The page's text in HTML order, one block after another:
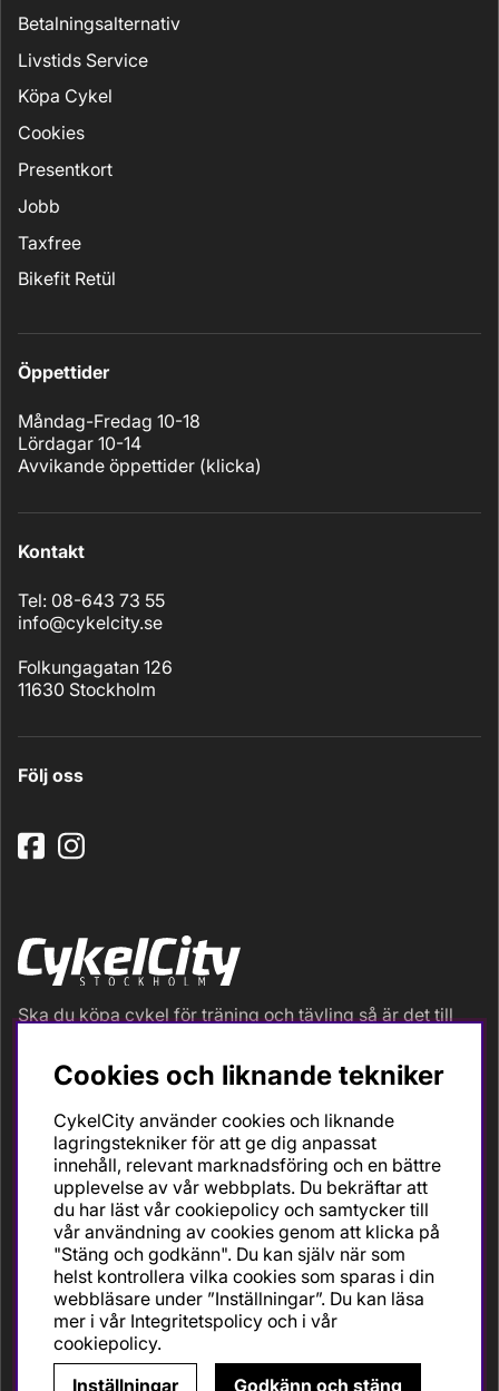
Betalningsalternativ
Livstids Service
Köpa Cykel
Cookies
Presentkort
Jobb
Taxfree
Bikefit Retül
Öppettider
Måndag-Fredag 10-18
Lördagar 10-14
Avvikande öppettider (klicka)
Kontakt
Tel: 08-643 73 55
info@cykelcity.se
Folkungagatan 126
11630 Stockholm
Följ oss
Ska du köpa cykel för träning och tävling så är det till
Vi är en mycket personlig cykelaffär med hög
servicegrad och alla vi som jobbar är inbitna cyklister
och dess produkter. Gör din bästa cykelaffär på
CykelCity!
Cookies och liknande tekniker
CykelCity använder cookies och liknande
lagringstekniker för att ge dig anpassat
innehåll, relevant marknadsföring och en bättre
upplevelse av vår webbplats. Du bekräftar att
du har läst vår cookiepolicy och samtycker till
vår användning av cookies genom att klicka på
"Stäng och godkänn". Du kan själv när som
helst kontrollera vilka cookies som sparas i din
webbläsare under ”Inställningar”. Du kan läsa
mer i vår Integritetspolicy och i vår
cookiepolicy.
Inställningar
Godkänn och stäng